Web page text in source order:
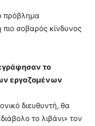
πρόβλημα
σοβαρός κίνδυνος
το
εργαζομένων
διευθυντή, θα
το λιβάνι» τον